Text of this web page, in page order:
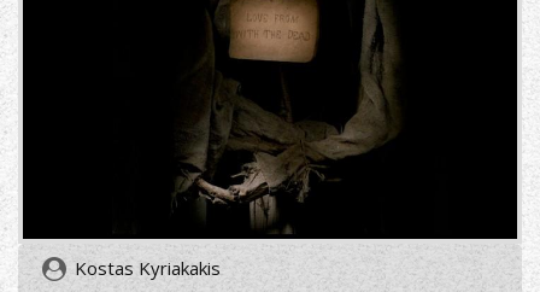
Kostas Kyriakakis